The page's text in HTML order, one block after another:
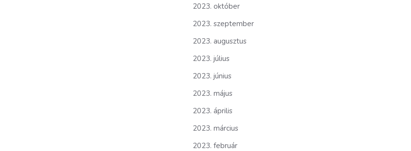
2023. október
2023. szeptember
2023. augusztus
2023. július
2023. június
2023. május
2023. április
2023. március
2023. február